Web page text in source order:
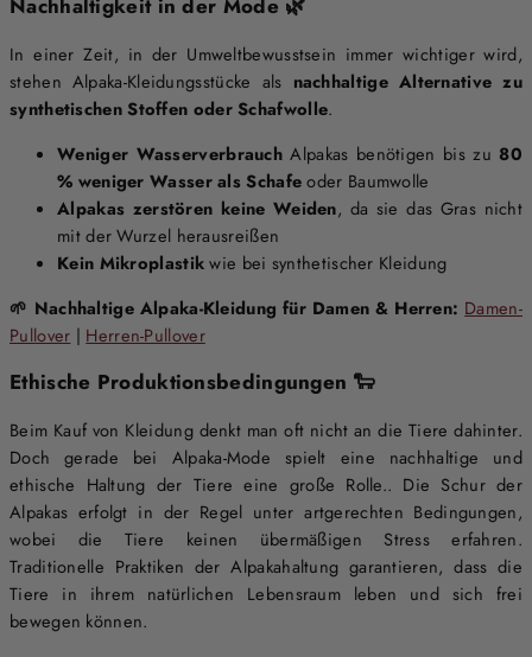
Nachhaltigkeit in der Mode 🌿
In einer Zeit, in der Umweltbewusstsein immer wichtiger wird,
stehen Alpaka-Kleidungsstücke als nachhaltige Alternative zu
synthetischen Stoffen oder Schafwolle.
Weniger Wasserverbrauch Alpakas benötigen bis zu 80
% weniger Wasser als Schafeoder Baumwolle
Alpakas zerstören keine Weiden, da sie das Gras nicht
mit der Wurzel herausreißen
Kein Mikroplastikwie bei synthetischer Kleidung
🌱 Nachhaltige Alpaka-Kleidung für Damen & Herren: Damen-
Pullover | Herren-Pullover
Ethische Produktionsbedingungen 🐑
Beim Kauf von Kleidung denkt man oft nicht an die Tiere dahinter.
Doch gerade bei Alpaka-Mode spielt eine nachhaltige und
ethische Haltung der Tiere eine große Rolle.. Die Schur der
Alpakas erfolgt in der Regel unter artgerechten Bedingungen,
wobei die Tiere keinen übermäßigen Stress erfahren.
Traditionelle Praktiken der Alpakahaltung garantieren, dass die
Tiere in ihrem natürlichen Lebensraum leben und sich frei
bewegen können.